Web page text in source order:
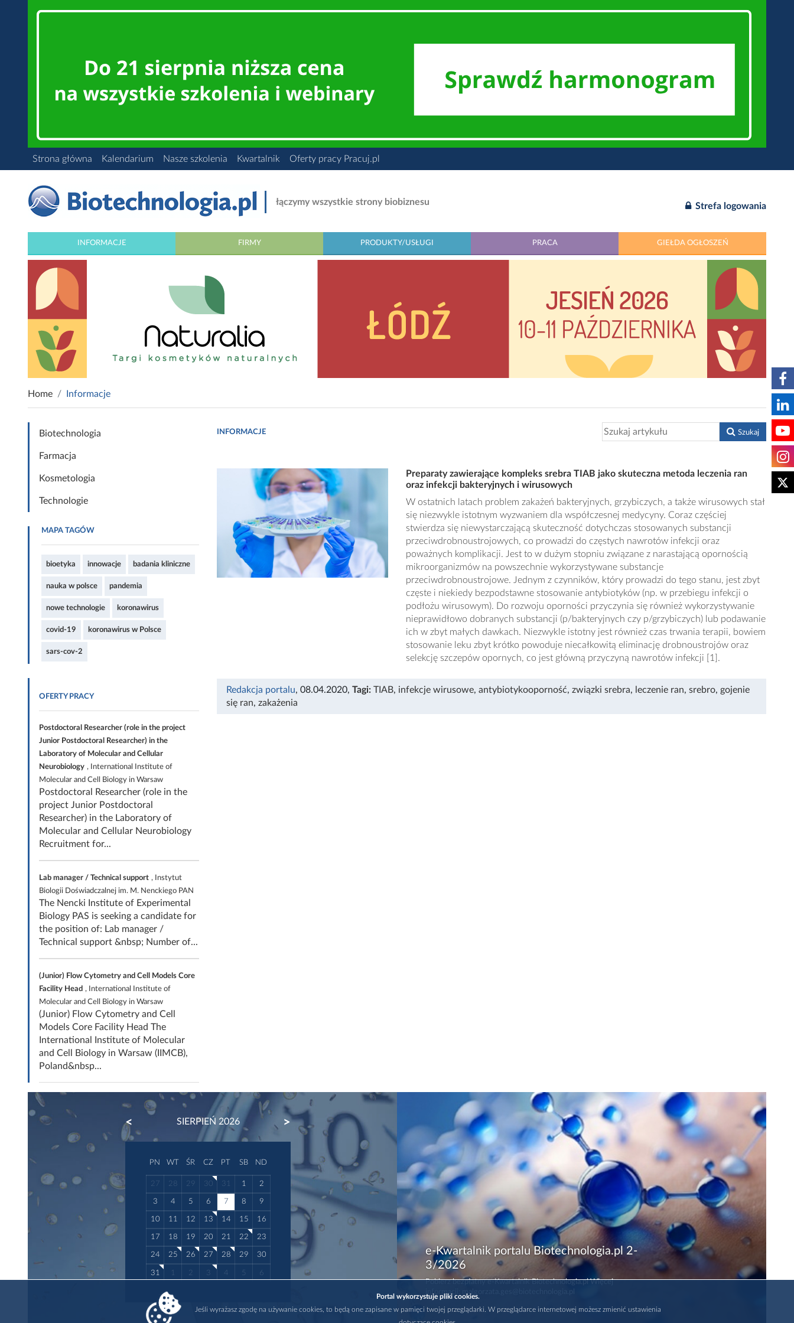
Strona główna Kalendarium Nasze szkolenia Kwartalnik Oferty pracy Pracuj.pl
łączymy wszystkie strony biobiznesu Strefa logowania
INFORMACJE FIRMY PRODUKTY/USŁUGI PRACA GIEŁDA OGŁOSZEŃ
Home Informacje
Biotechnologia
Farmacja
Kosmetologia
Technologie
MAPA TAGÓW
bioetyka innowacje badania kliniczne
nauka w polsce pandemia
nowe technologie koronawirus
covid-19 koronawirus w Polsce
sars-cov-2
OFERTY PRACY
Postdoctoral Researcher (role in the project
Junior Postdoctoral Researcher) in the
Laboratory of Molecular and Cellular
Neurobiology , International Institute of
Molecular and Cell Biology in Warsaw
Postdoctoral Researcher (role in the
project Junior Postdoctoral
Researcher) in the Laboratory of
Molecular and Cellular Neurobiology
Recruitment for...
Lab manager / Technical support , Instytut
Biologii Doświadczalnej im. M. Nenckiego PAN
The Nencki Institute of Experimental
Biology PAS is seeking a candidate for
the position of: Lab manager /
Technical support &nbsp; Number of...
(Junior) Flow Cytometry and Cell Models Core
Facility Head , International Institute of
Molecular and Cell Biology in Warsaw
(Junior) Flow Cytometry and Cell
Models Core Facility Head The
International Institute of Molecular
and Cell Biology in Warsaw (IIMCB),
Poland&nbsp...
INFORMACJE Szukaj
Preparaty zawierające kompleks srebra TIAB jako skuteczna metoda leczenia ran
oraz infekcji bakteryjnych i wirusowych
W ostatnich latach problem zakażeń bakteryjnych, grzybiczych, a także wirusowych stał
się niezwykle istotnym wyzwaniem dla współczesnej medycyny. Coraz częściej
stwierdza się niewystarczającą skuteczność dotychczas stosowanych substancji
przeciwdrobnoustrojowych, co prowadzi do częstych nawrotów infekcji oraz
poważnych komplikacji. Jest to w dużym stopniu związane z narastającą opornością
mikroorganizmów na powszechnie wykorzystywane substancje
przeciwdrobnoustrojowe. Jednym z czynników, który prowadzi do tego stanu, jest zbyt
częste i niekiedy bezpodstawne stosowanie antybiotyków (np. w przebiegu infekcji o
podłożu wirusowym). Do rozwoju oporności przyczynia się również wykorzystywanie
nieprawidłowo dobranych substancji (p/bakteryjnych czy p/grzybiczych) lub podawanie
ich w zbyt małych dawkach. Niezwykle istotny jest również czas trwania terapii, bowiem
stosowanie leku zbyt krótko powoduje niecałkowitą eliminację drobnoustrojów oraz
selekcję szczepów opornych, co jest główną przyczyną nawrotów infekcji [1].
Redakcja portalu, 08.04.2020, Tagi: TIAB, infekcje wirusowe, antybiotykooporność, związki srebra, leczenie ran, srebro, gojenie
się ran, zakażenia
SIERPIEŃ 2026
PREVIOUS NEXT
PN WT ŚR CZ PT SB ND
27 28 29 30 31 1 2
3 4 5 6 7 8 9
10 11 12 13 14 15 16
17 18 19 20 21 22 23
24 25 26 27 28 29 30
31 1 2 3 4 5 6
e-Kwartalnik portalu Biotechnologia.pl 2-
3/2026
Pobierz bezpłatny e-Kwartalnik Biotechnologia.pl Więcej
informacji: malgorzata.ges@biotechnologia.pl
Portal wykorzystuje pliki cookies.
Jeśli wyrażasz zgodę na używanie cookies, to będą one zapisane w pamięci twojej przeglądarki. W przeglądarce internetowej możesz zmienić ustawienia